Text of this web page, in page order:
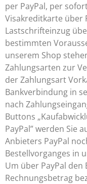
per PayPal, per
Visakreditkarte über
Lastschrifteinzug
bestimmten
unserem Shop
Zahlungsarten zur
der Zahlungsart
Bankverbindung in
nach
Buttons
PayPal” werden Sie
Anbieters PayPal
Bestellvorganges in
Um über PayPal
Rechnungsbetrag